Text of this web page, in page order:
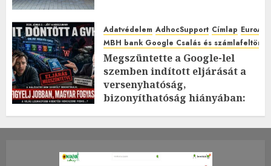
Adatvédelem AdhocSupport Címlap
MBH bank Google Csalás és
Megszüntette a Google-lel
szemben indított eljárását a
versenyhatóság,
bizonyíthatóság hiányában:
2026.JÚLIUS.23. CSÜTÖRTÖK.
0